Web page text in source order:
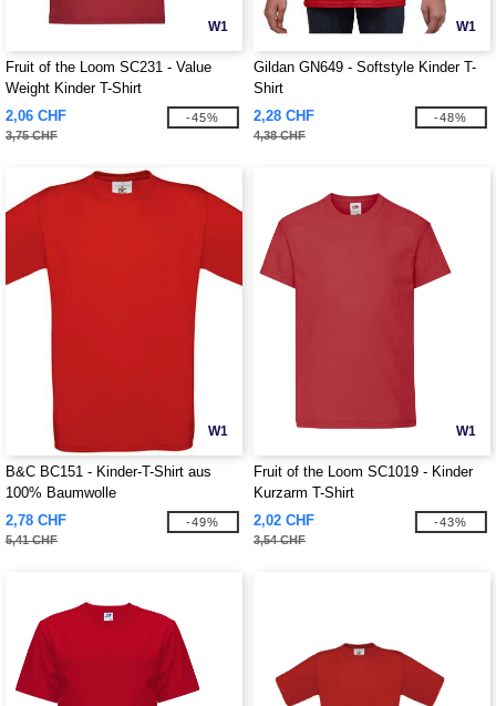
W1
Fruit of the Loom SC231 - Value
Weight Kinder T-Shirt
2,06 CHF
3,75 CHF
-45%
W1
Gildan GN649 - Softstyle Kinder T-
Shirt
2,28 CHF
4,38 CHF
-48%
W1
B&C BC151 - Kinder-T-Shirt aus
100% Baumwolle
2,78 CHF
5,41 CHF
-49%
W1
Fruit of the Loom SC1019 - Kinder
Kurzarm T-Shirt
2,02 CHF
3,54 CHF
-43%